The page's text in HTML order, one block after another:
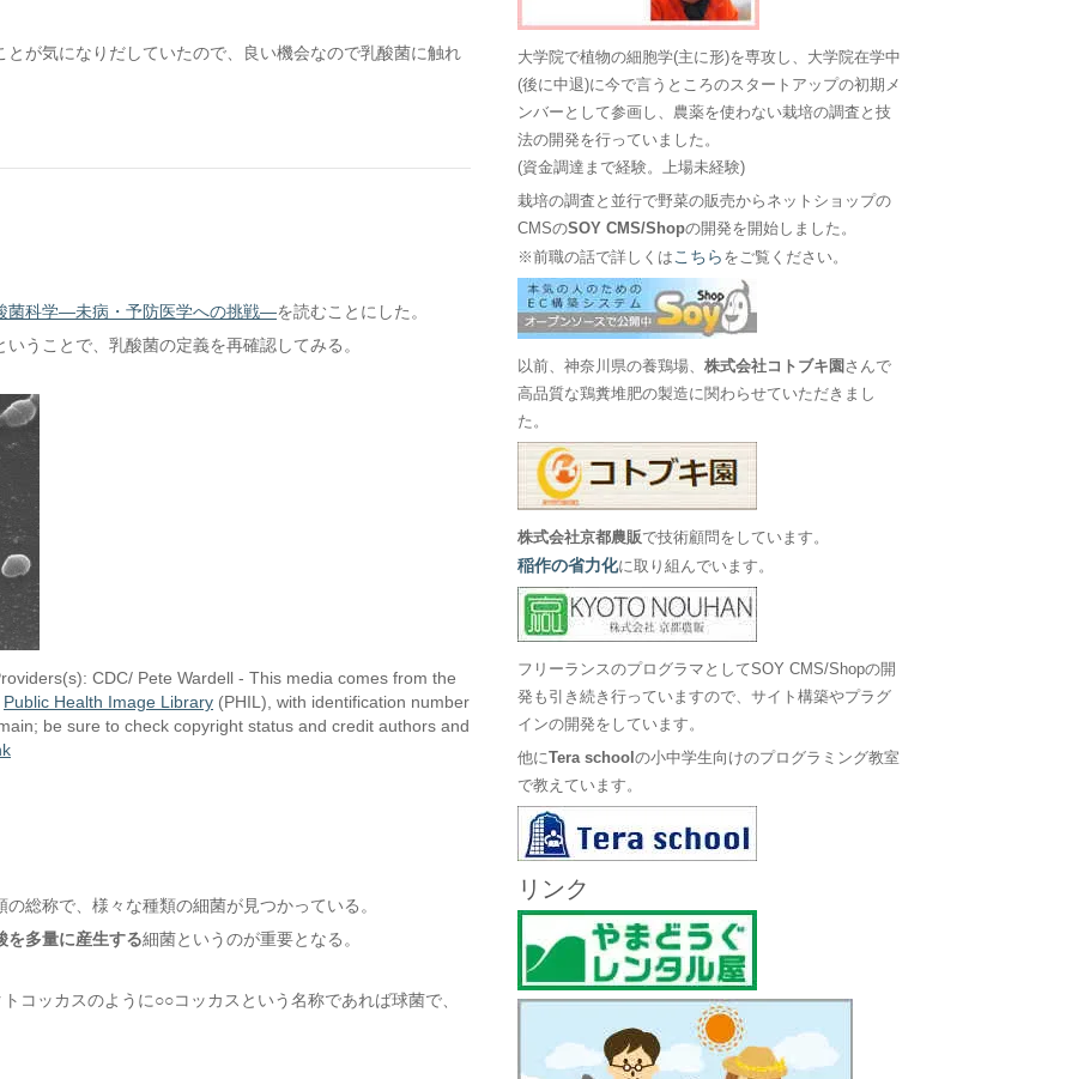
が気になりだしていたので、良い機会なので乳酸菌に触れ
菌科学―未病・予防医学への挑戦―を読むことにした。
いうことで、乳酸菌の定義を再確認してみる。
CDC/ Pete Wardell - This media comes from the
Public Health Image Library (PHIL), with identification number
be sure to check copyright status and credit authors and
総称で、様々な種類の細菌が見つかっている。
を多量に産生する細菌というのが重要となる。
コッカスのように○○コッカスという名称であれば球菌で、
大学院で植物の細胞学(主に形)を専攻し、大学院在学中
(後に中退)に今で言うところのスタートアップの初期メ
ンバーとして参画し、農薬を使わない栽培の調査と技
法の開発を行っていました。
(資金調達まで経験。上場未経験)
栽培の調査と並行で野菜の販売からネットショップの
CMSのSOY CMS/Shopの開発を開始しました。
※前職の話で詳しくは こちら をご覧ください。
以前、神奈川県の養鶏場、株式会社コトブキ園 さんで
高品質な鶏糞堆肥の製造に関わらせていただきまし
た。
株式会社京都農販で技術顧問をしています。
稲作の省力化に取り組んでいます。
フリーランスのプログラマとしてSOY CMS/Shopの開
発も引き続き行っていますので、サイト構築やプラグ
インの開発をしています。
他にTera schoolの小中学生向けのプログラミング教室
で教えています。
リンク